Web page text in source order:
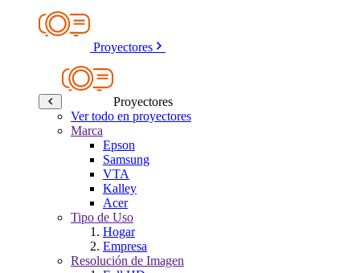
Proyectores
Proyectores
Ver todo en proyectores
Marca
Epson
Samsung
VTA
Kalley
Acer
Tipo de Uso
Hogar
Empresa
Resolución de Imagen